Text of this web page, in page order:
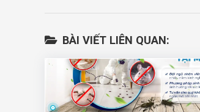
BÀI VIẾT LIÊN QUAN: